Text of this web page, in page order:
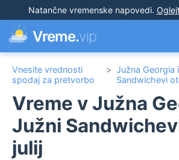
Natančne vremenske napovedi.
Vreme.vip
Vnesite vrednosti
spodaj za pretvorbo
> Južna Georgia
Sandwichevi
Vreme v Južna
Južni
julij